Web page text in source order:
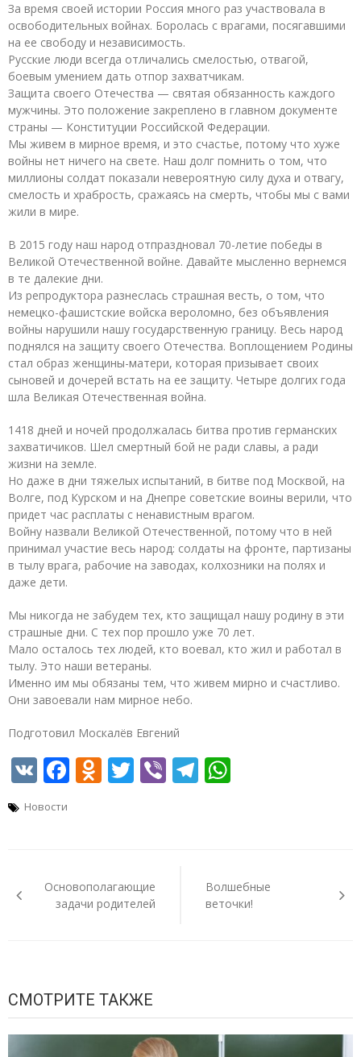
За время своей истории Россия много раз участвовала в
освободительных войнах. Боролась с врагами, посягавшими
на ее свободу и независимость.
Русские люди всегда отличались смелостью, отвагой,
боевым умением дать отпор захватчикам.
Защита своего Отечества — святая обязанность каждого
мужчины. Это положение закреплено в главном документе
страны — Конституции Российской Федерации.
Мы живем в мирное время, и это счастье, потому что хуже
войны нет ничего на свете. Наш долг помнить о том, что
миллионы солдат показали невероятную силу духа и отвагу,
смелость и храбрость, сражаясь на смерть, чтобы мы с вами
жили в мире.
В 2015 году наш народ отпраздновал 70-летие победы в
Великой Отечественной войне. Давайте мысленно вернемся
в те далекие дни.
Из репродуктора разнеслась страшная весть, о том, что
немецко-фашистские войска вероломно, без объявления
войны нарушили нашу государственную границу. Весь народ
поднялся на защиту своего Отечества. Воплощением Родины
стал образ женщины-матери, которая призывает своих
сыновей и дочерей встать на ее защиту. Четыре долгих года
шла Великая Отечественная война.
1418 дней и ночей продолжалась битва против германских
захватичиков. Шел смертный бой не ради славы, а ради
жизни на земле.
Но даже в дни тяжелых испытаний, в битве под Москвой, на
Волге, под Курском и на Днепре советские воины верили, что
придет час расплаты с ненавистным врагом.
Войну назвали Великой Отечественной, потому что в ней
принимал участие весь народ: солдаты на фронте, партизаны
в тылу врага, рабочие на заводах, колхозники на полях и
даже дети.
Мы никогда не забудем тех, кто защищал нашу родину в эти
страшные дни. С тех пор прошло уже 70 лет.
Мало осталось тех людей, кто воевал, кто жил и работал в
тылу. Это наши ветераны.
Именно им мы обязаны тем, что живем мирно и счастливо.
Они завоевали нам мирное небо.
Подготовил Москалёв Евгений
VK Facebook
Odnoklassniki
Twitter
ViberTelegram
Новости
записям
Основополагающие
задачи родителей
Волшебные
веточки!
СМОТРИТЕ ТАКЖЕ